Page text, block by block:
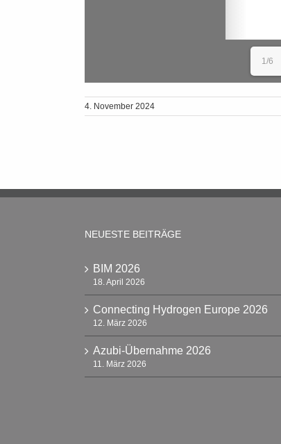
1/6
4. November 2024
NEUESTE BEITRÄGE
BIM 2026
18. April 2026
Connecting Hydrogen Europe 2026
12. März 2026
Azubi-Übernahme 2026
11. März 2026